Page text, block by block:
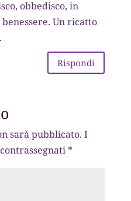
obbedisco, in
Un ricatto
Rispondi
sarà pubblicato. I
*